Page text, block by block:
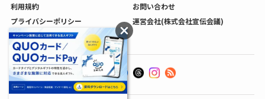
利用規約
お問い合わせ
プライバシーポリシー
運営会社(株式会社宣伝会議)
利用者情報の外部送信について